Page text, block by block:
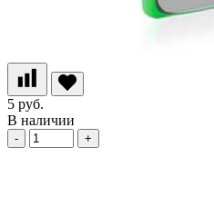
5 руб.
В наличии
- +